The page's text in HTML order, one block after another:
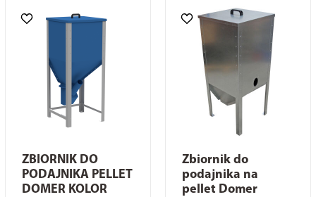
ZBIORNIK DO
PODAJNIKA PELLET
DOMER KOLOR
Zbiornik do
podajnika na
pellet Domer